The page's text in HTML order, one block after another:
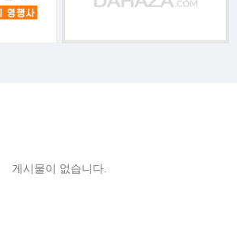
게시물이 없습니다.